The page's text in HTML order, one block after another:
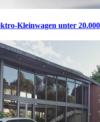
Kleinwagen unter